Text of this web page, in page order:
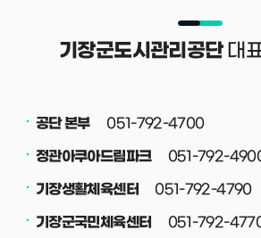
기장군도시관리공단 대
공단 본부
051-792-4700
정관아쿠아드림파크
051-792-
기장생활체육센터
051-792-4790
기장군국민체육센터
051-792-